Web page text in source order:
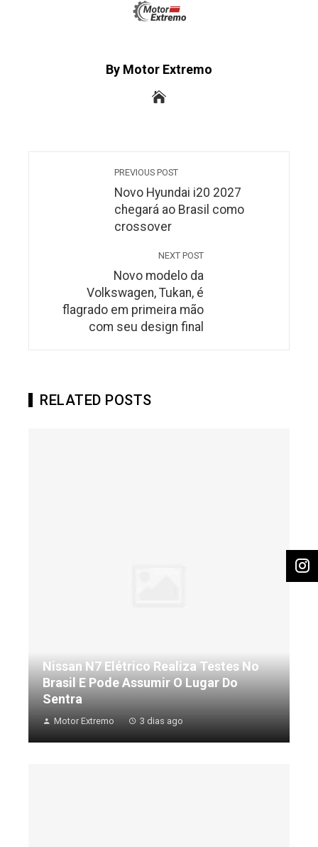
By Motor Extremo
PREVIOUS POST
Novo Hyundai i20 2027
chegará ao Brasil como
crossover
NEXT POST
Novo modelo da
Volkswagen, Tukan, é
flagrado em primeira mão
com seu design final
RELATED POSTS
Nissan N7 Elétrico Realiza Testes No
Brasil E Pode Assumir O Lugar Do
Sentra
Motor Extremo 3 dias ago